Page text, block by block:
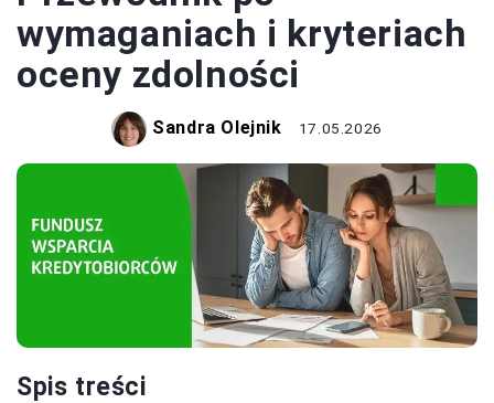
wymaganiach i kryteriach
oceny zdolności
Sandra Olejnik 17.05.2026
Spis treści